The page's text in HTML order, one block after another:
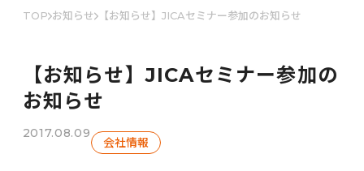
TOP お知らせ 【お知らせ】JICAセミナー参加のお知らせ
【お知らせ】JICAセミナー参加の
お知らせ
2017.08.09
会社情報